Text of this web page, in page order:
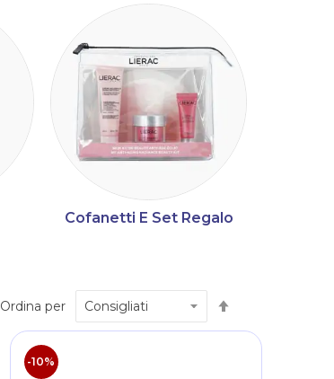
Cofanetti E Set Regalo
Ordina per
direzione
-10%